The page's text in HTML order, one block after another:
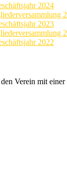
2024
2023
2022
Verein mit einer